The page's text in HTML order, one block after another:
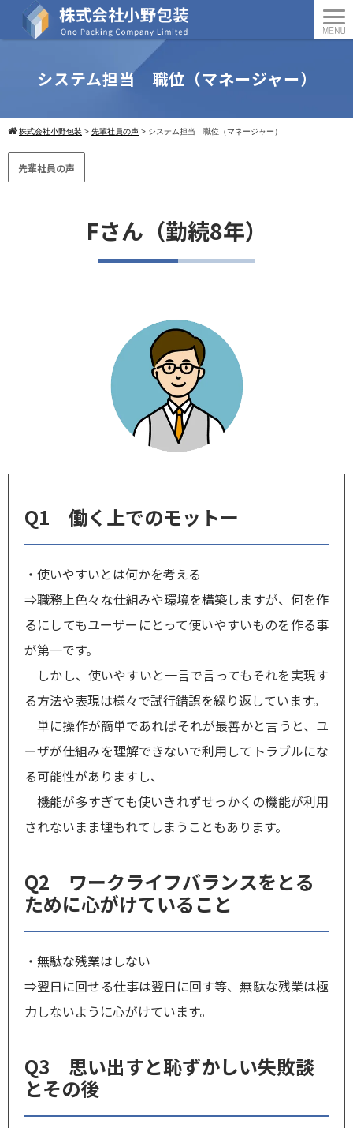
システム担当 職位（マネージャー）
株式会社小野包装 > 先輩社員の声 > システム担当 職位（マネージャー）
先輩社員の声
Fさん（勤続8年）
Q1 働く上でのモットー
・使いやすいとは何かを考える
⇒職務上色々な仕組みや環境を構築しますが、何を作
るにしてもユーザーにとって使いやすいものを作る事
が第一です。
しかし、使いやすいと一言で言ってもそれを実現す
る方法や表現は様々で試行錯誤を繰り返しています。
単に操作が簡単であればそれが最善かと言うと、ユ
ーザが仕組みを理解できないで利用してトラブルにな
る可能性がありますし、
機能が多すぎても使いきれずせっかくの機能が利用
されないまま埋もれてしまうこともあります。
Q2 ワークライフバランスをとる
ために心がけていること
・無駄な残業はしない
⇒翌日に回せる仕事は翌日に回す等、無駄な残業は極
力しないように心がけています。
Q3 思い出すと恥ずかしい失敗談
とその後